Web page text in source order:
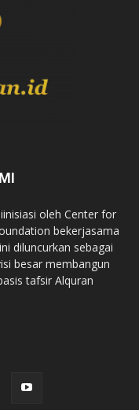
oleh Center for
bekerjasama
diluncurkan sebagai
besar membangun
tafsir Alquran